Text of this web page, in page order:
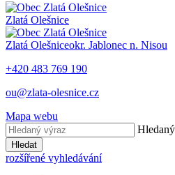
Zlatá Olešnice
Zlatá Olešniceokr. Jablonec n. Nisou
+420 483 769 190
ou@zlata-olesnice.cz
Mapa webu
Hledat
rozšířené vyhledávání